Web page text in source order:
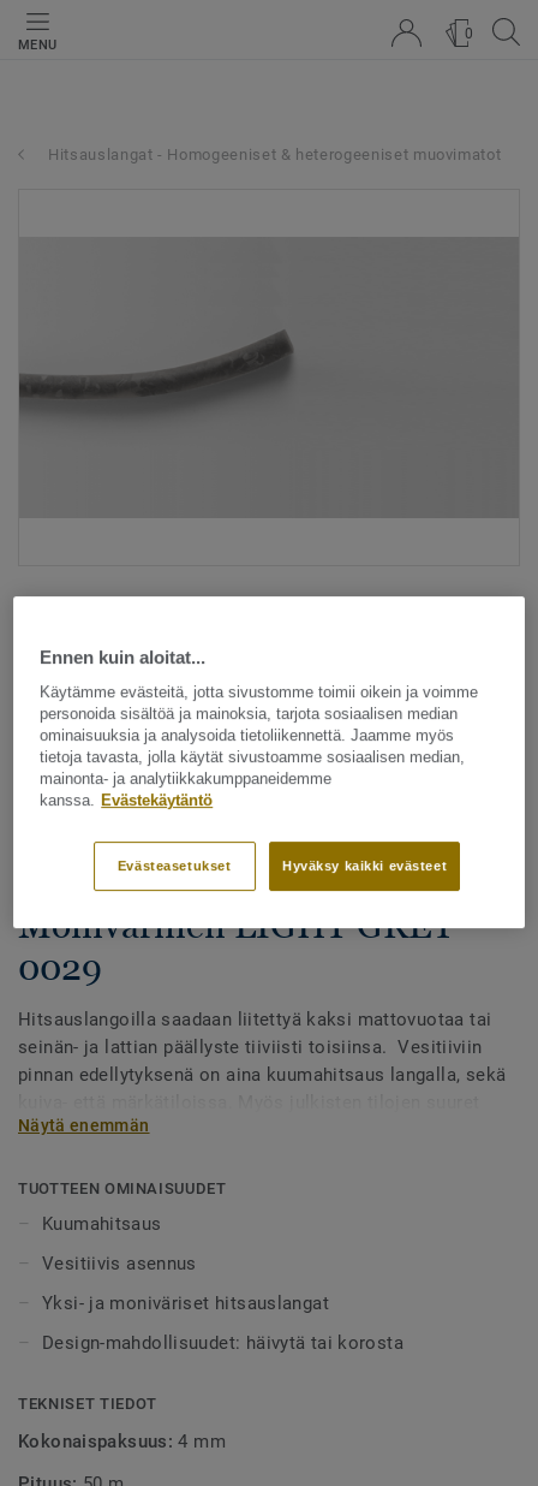
MENU
0
Hitsauslangat - Homogeeniset & heterogeeniset muovimatot
Katso kaikki kuosit - NCS ja LRV (1096)
Hitsauslangat
Hitsauslangat - Homogeeniset
& heterogeeniset muovimatot -
Monivärinen LIGHT GREY
0029
Hitsauslangoilla saadaan liitettyä kaksi mattovuotaa tai
seinän- ja lattian päällyste tiiviisti toisiinsa. Vesitiiviin
pinnan edellytyksenä on aina kuumahitsaus langalla, sekä
alueet tulee aina lankahitsata. Hitsatut saumat myös
rakoihin. Hitsauslankoja on saatavilla yksi- tai
monivärisenä, joko häivyttämään saumakohdat tai
Näytä enemmän
TUOTTEEN OMINAISUUDET
Kuumahitsaus
Vesitiivis asennus
Yksi- ja moniväriset hitsauslangat
Design-mahdollisuudet: häivytä tai korosta
TEKNISET TIEDOT
Kokonaispaksuus:4 mm
Ennen kuin aloitat...
Käytämme evästeitä, jotta sivustomme toimii oikein ja voimme
personoida sisältöä ja mainoksia, tarjota sosiaalisen median
ominaisuuksia ja analysoida tietoliikennettä. Jaamme myös
tietoja tavasta, jolla käytät sivustoamme sosiaalisen median,
mainonta- ja analytiikkakumppaneidemme
kanssa. Evästekäytäntö
Hyväksy kaikki evästeet
Evästeasetukset